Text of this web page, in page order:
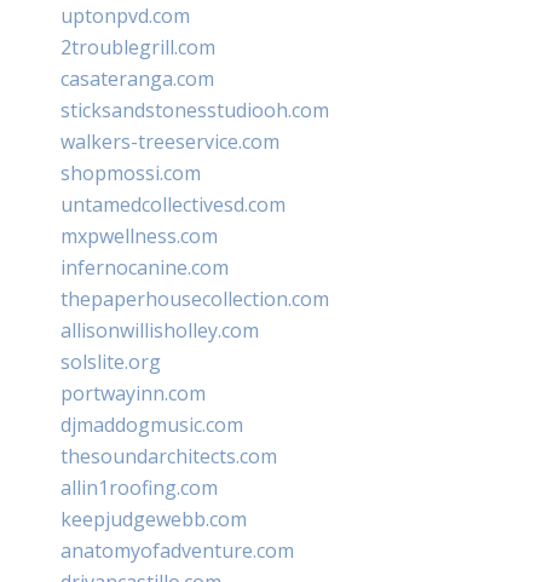
uptonpvd.com
2troublegrill.com
casateranga.com
sticksandstonesstudiooh.com
walkers-treeservice.com
shopmossi.com
untamedcollectivesd.com
mxpwellness.com
infernocanine.com
thepaperhousecollection.com
allisonwillisholley.com
solslite.org
portwayinn.com
djmaddogmusic.com
thesoundarchitects.com
allin1roofing.com
keepjudgewebb.com
anatomyofadventure.com